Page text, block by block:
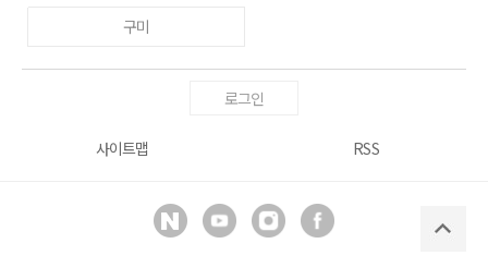
구미
로그인
사이트맵 RSS